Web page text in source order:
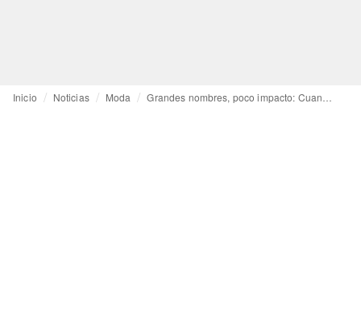
Inicio Noticias Moda